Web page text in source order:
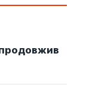
продовжив